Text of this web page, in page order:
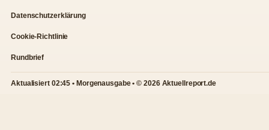
Datenschutzerklärung
Cookie-Richtlinie
Rundbrief
Aktualisiert 02:45 • Morgenausgabe • © 2026 Aktuellreport.de